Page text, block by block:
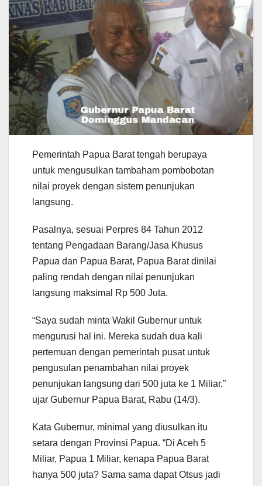
Pemerintah Papua Barat tengah berupaya
untuk mengusulkan tambaham pombobotan
nilai proyek dengan sistem penunjukan
langsung.
Pasalnya, sesuai Perpres 84 Tahun 2012
tentang Pengadaan Barang/Jasa Khusus
Papua dan Papua Barat, Papua Barat dinilai
paling rendah dengan nilai penunjukan
langsung maksimal Rp 500 Juta.
“Saya sudah minta Wakil Gubernur untuk
mengurusi hal ini. Mereka sudah dua kali
pertemuan dengan pemerintah pusat untuk
pengusulan penambahan nilai proyek
penunjukan langsung dari 500 juta ke 1 Miliar,”
ujar Gubernur Papua Barat, Rabu (14/3).
Kata Gubernur, minimal yang diusulkan itu
setara dengan Provinsi Papua. “Di Aceh 5
Miliar, Papua 1 Miliar, kenapa Papua Barat
hanya 500 juta? Sama sama dapat Otsus jadi